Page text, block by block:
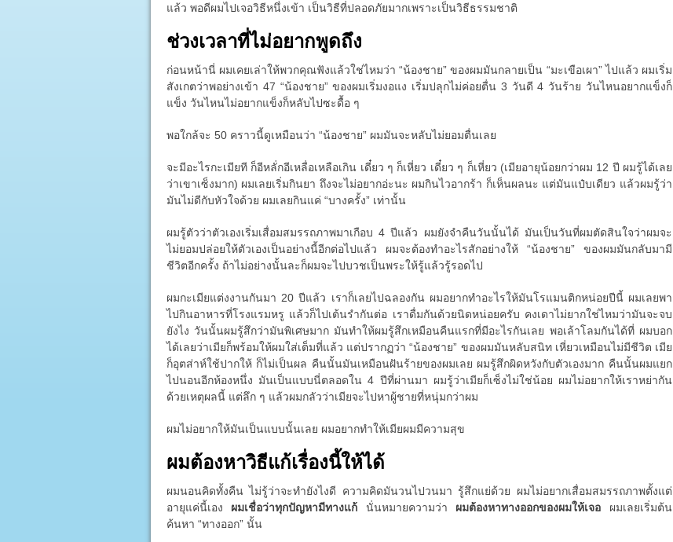
แล้ว พอดีผมไปเจอวิธีหนึ่งเข้า เป็นวิธีที่ปลอดภัยมากเพราะเป็นวิธีธรรมชาติ
ช่วงเวลาที่ไม่อยากพูดถึง
ก่อนหน้านี่ ผมเคยเล่าให้พวกคุณฟังแล้วใช่ไหมว่า “น้องชาย” ของผมมันกลายเป็น “มะเขือเผา” ไปแล้ว ผมเริ่ม
สังเกตว่าพอย่างเข้า 47 “น้องชาย” ของผมเริ่มงอแง เริ่มปลุกไม่ค่อยตื่น 3 วันดี 4 วันร้าย วันไหนอยากแข็งก็
แข็ง วันไหนไม่อยากแข็งก็หลับไปซะดื้อ ๆ
พอใกล้จะ 50 คราวนี้ดูเหมือนว่า “น้องชาย” ผมมันจะหลับไม่ยอมตื่นเลย
จะมีอะไรกะเมียที ก็อีหลั่กอีเหลื่อเหลือเกิน เดี๋ยว ๆ ก็เหี่ยว เดี๋ยว ๆ ก็เหี่ยว (เมียอายุน้อยกว่าผม 12 ปี ผมรู้ได้เลย
ว่าเขาเซ็งมาก) ผมเลยเริ่มกินยา ถึงจะไม่อยากอ่ะนะ ผมกินไวอากร้า ก็เห็นผลนะ แต่มันแป๋บเดียว แล้วผมรู้ว่า
มันไม่ดีกับหัวใจด้วย ผมเลยกินแค่ “บางครั้ง” เท่านั้น
ผมรู้ตัวว่าตัวเองเริ่มเสื่อมสมรรถภาพมาเกือบ 4 ปีแล้ว ผมยังจำคืนวันนั้นได้ มันเป็นวันที่ผมตัดสินใจว่าผมจะ
ไม่ยอมปล่อยให้ตัวเองเป็นอย่างนี้อีกต่อไปแล้ว ผมจะต้องทำอะไรสักอย่างให้ “น้องชาย” ของผมมันกลับมามี
ชีวิตอีกครั้ง ถ้าไม่อย่างนั้นละก็ผมจะไปบวชเป็นพระให้รู้แล้วรู้รอดไป
ผมกะเมียแต่งงานกันมา 20 ปีแล้ว เราก็เลยไปฉลองกัน ผมอยากทำอะไรให้มันโรแมนติกหน่อยปีนี้ ผมเลยพา
ไปกินอาหารที่โรงแรมหรู แล้วก็ไปเต้นรำกันต่อ เราดื่มกันด้วยนิดหน่อยครับ คงเดาไม่ยากใช่ไหมว่ามันจะจบ
ยังไง วันนั้นผมรู้สึกว่ามันพิเศษมาก มันทำให้ผมรู้สึกเหมือนคืนแรกที่มีอะไรกันเลย พอเล้าโลมกันได้ที่ ผมบอก
ได้เลยว่าเมียก็พร้อมให้ผมใส่เต็มที่แล้ว แต่ปรากฏว่า “น้องชาย” ของผมมันหลับสนิท เหี่ยวเหมือนไม่มีชีวิต เมีย
ก็อุตส่าห์ใช้ปากให้ ก็ไม่เป็นผล คืนนั้นมันเหมือนฝันร้ายของผมเลย ผมรู้สึกผิดหวังกับตัวเองมาก คืนนั้นผมแยก
ไปนอนอีกห้องหนึ่ง มันเป็นแบบนี่ตลอดใน 4 ปีที่ผ่านมา ผมรู้ว่าเมียก็เซ็งไม่ใช่น้อย ผมไม่อยากให้เราหย่ากัน
ด้วยเหตุผลนี้ แต่ลึก ๆ แล้วผมกลัวว่าเมียจะไปหาผู้ชายที่หนุ่มกว่าผม
ผมไม่อยากให้มันเป็นแบบนั้นเลย ผมอยากทำให้เมียผมมีความสุข
ผมต้องหาวิธีแก้เรื่องนี้ให้ได้
ผมนอนคิดทั้งคืน ไม่รู้ว่าจะทำยังไงดี ความคิดมันวนไปวนมา รู้สึกแย่ด้วย ผมไม่อยากเสื่อมสมรรถภาพตั้งแต่
อายุแค่นี้เอง ผมเชื่อว่าทุกปัญหามีทางแก้ นั่นหมายความว่า ผมต้องหาทางออกของผมให้เจอ ผมเลยเริ่มต้น
ค้นหา “ทางออก” นั้น